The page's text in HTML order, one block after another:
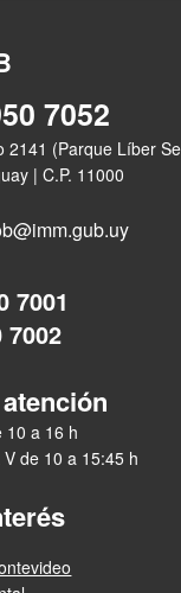
7052
2141 (Parque Líber
| C.P. 11000
7001
7002
10 a 16 h
de 10 a 15:45 h